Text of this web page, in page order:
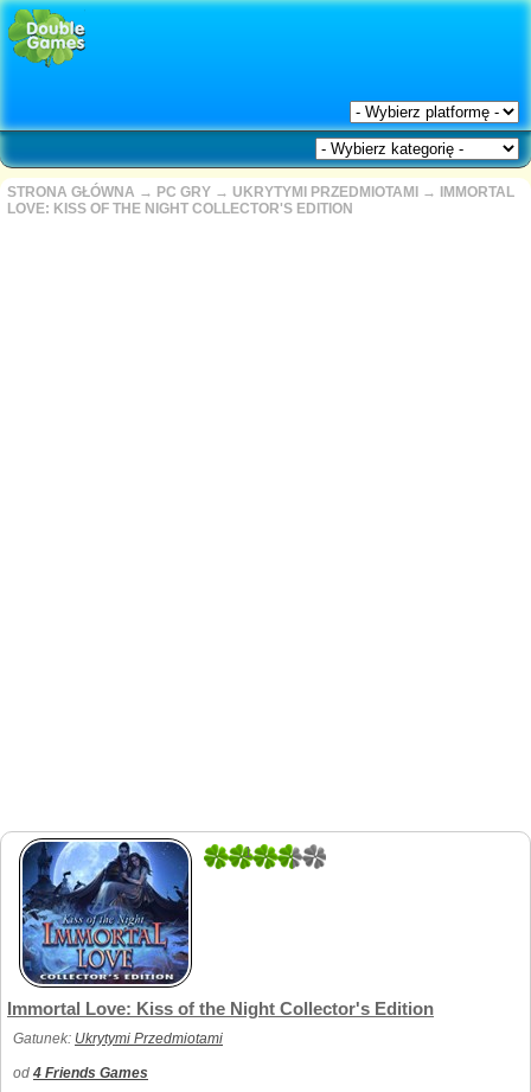
STRONA GŁÓWNA → PC GRY → UKRYTYMI PRZEDMIOTAMI →
IMMORTAL
LOVE: KISS OF THE NIGHT COLLECTOR'S EDITION
1
Immortal Love: Kiss of the Night Collector's Edition
Gatunek: Ukrytymi Przedmiotami
od 4 Friends Games